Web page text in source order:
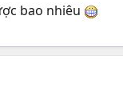
bao nhiêu